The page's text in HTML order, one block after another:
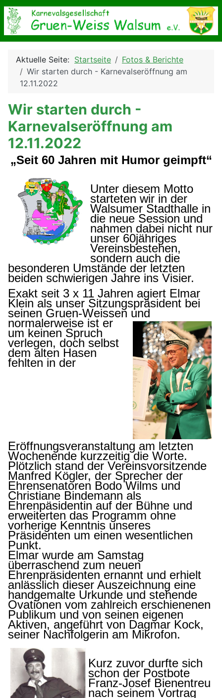
Aktuelle Seite: Startseite
Fotos & Berichte
Wir starten durch - Karnevalseröffnung am
12.11.2022
Wir starten durch -
Karnevalseröffnung am
12.11.2022
„Seit 60 Jahren mit Humor geimpft“
Unter diesem Motto
starteten wir in der
Walsumer Stadthalle in
die neue Session und
nahmen dabei nicht nur
unser 60jähriges
Vereinsbestehen,
sondern auch die
besonderen Umstände der letzten
beiden schwierigen Jahre ins Visier.
Exakt seit 3 x 11 Jahren agiert Elmar
Klein als unser Sitzungspräsident bei
seinen Gruen-Weissen und
normalerweise ist er
um keinen Spruch
verlegen, doch selbst
dem alten Hasen
fehlten in der
Eröffnungsveranstaltung am letzten
Wochenende kurzzeitig die Worte.
Plötzlich stand der Vereinsvorsitzende
Manfred Kögler, der Sprecher der
Ehrensenatoren Bodo Wilms und
Christiane Bindemann als
Ehrenpäsidentin auf der Bühne und
erweiterten das Programm ohne
vorherige Kenntnis unseres
Präsidenten um einen wesentlichen
Punkt.
Elmar wurde am Samstag
überraschend zum neuen
Ehrenpräsidenten ernannt und erhielt
anlässlich dieser Auszeichnung eine
handgemalte Urkunde und stehende
Ovationen vom zahlreich erschienenen
Publikum und von seinen eigenen
Aktiven, angeführt von Dagmar Kock,
seiner Nachfolgerin am Mikrofon.
Kurz zuvor durfte sich
schon der Postbote
Franz-Josef Bienentreu
nach seinem Vortrag